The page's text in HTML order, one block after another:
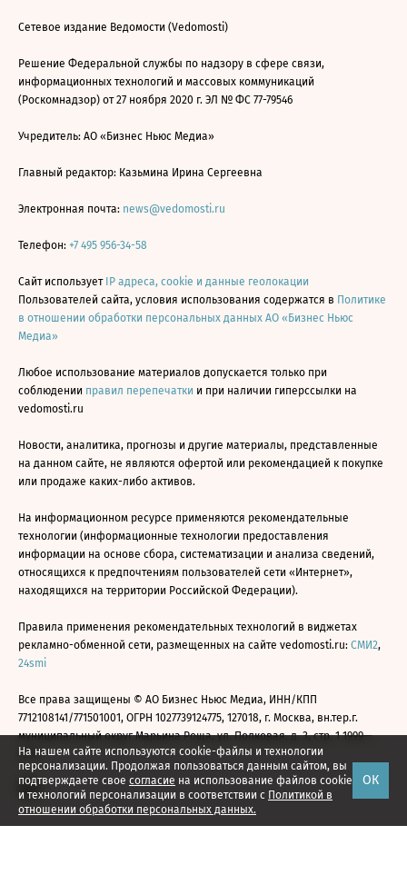
На нашем сайте используются cookie-файлы и технологии
персонализации. Продолжая пользоваться данным сайтом, вы
подтверждаете свое согласие на использование файлов cookie
и технологий персонализации в соответствии с Политикой в
отношении обработки персональных данных.
ОК
Сетевое издание Ведомости (Vedomosti)
Решение Федеральной службы по надзору в сфере связи,
информационных технологий и массовых коммуникаций
(Роскомнадзор) от 27 ноября 2020 г. ЭЛ № ФС 77-79546
Учредитель: АО «Бизнес Ньюс Медиа»
Главный редактор: Казьмина Ирина Сергеевна
Электронная почта: news@vedomosti.ru
Телефон: +7 495 956-34-58
Сайт использует IP адреса, cookie и данные геолокации
Пользователей сайта, условия использования содержатся в Политике
в отношении обработки персональных данных АО «Бизнес Ньюс
Медиа»
Любое использование материалов допускается только при
соблюдении правил перепечатки и при наличии гиперссылки на
vedomosti.ru
Новости, аналитика, прогнозы и другие материалы, представленные
на данном сайте, не являются офертой или рекомендацией к покупке
или продаже каких-либо активов.
На информационном ресурсе применяются рекомендательные
технологии (информационные технологии предоставления
информации на основе сбора, систематизации и анализа сведений,
относящихся к предпочтениям пользователей сети «Интернет»,
находящихся на территории Российской Федерации).
Правила применения рекомендательных технологий в виджетах
рекламно-обменной сети, размещенных на сайте vedomosti.ru: СМИ2,
24smi
Все права защищены © АО Бизнес Ньюс Медиа, ИНН/КПП
7712108141/771501001, ОГРН 1027739124775, 127018, г. Москва, вн.тер.г.
муниципальный округ Марьина Роща, ул. Полковая, д. 3, стр. 1 1999—
2026